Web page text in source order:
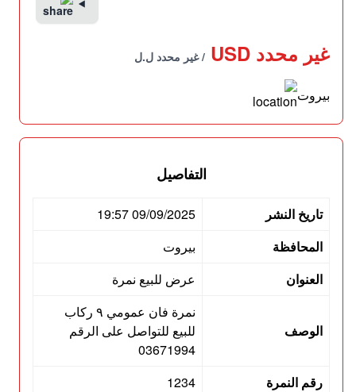
غير محدد USD / غير محدد ل.ل
بيروت
التفاصيل
تاريخ النشر
09/09/2025 19:57
المحافظة
بيروت
العنوان
عرض للبيع نمرة
الوصف
نمرة فان عمومي ٩ ركاب
للبيع للتواصل على الرقم
03671994
رقم النمرة
1234